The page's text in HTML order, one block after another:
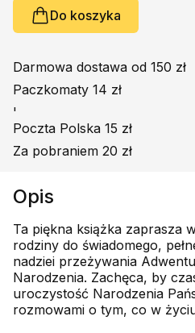
Do koszyka
Darmowa dostawa od 150 zł
Paczkomaty 14 zł
'
Poczta Polska 15 zł
Za pobraniem 20 zł
Opis
Ta piękna książka zaprasza
rodziny do świadomego,
nadziei przeżywania
Narodzenia. Zachęca, by
uroczystość Narodzenia
rozmowami o tym, co w